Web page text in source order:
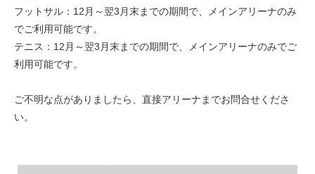
フットサル：12月～翌3月末までの期間で、メインアリーナのみ
でご利用可能です。
テニス：12月～翌3月末までの期間で、メインアリーナのみでご
利用可能です。
ご不明な点がありましたら、直接アリーナまでお問合せくださ
い。